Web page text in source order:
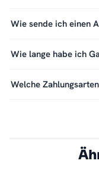
Wie sende ich einen
Wie lange habe ich
Welche